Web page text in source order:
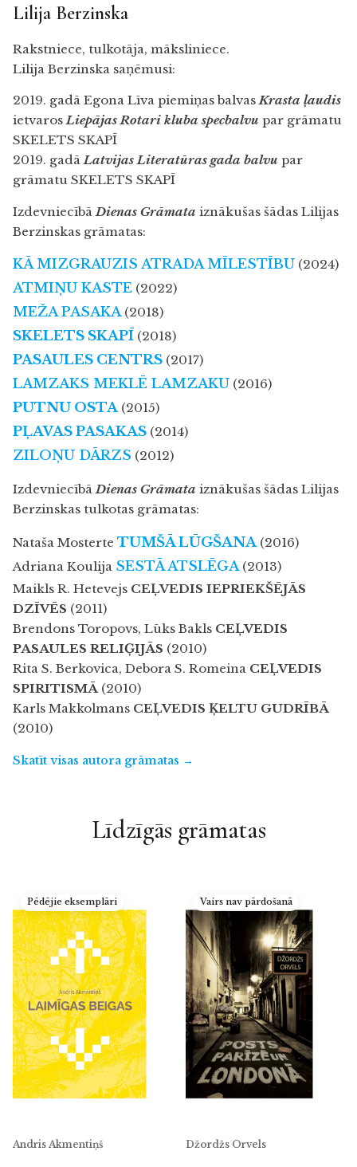
Lilija Berzinska
Rakstniece, tulkotāja, māksliniece.
Lilija Berzinska saņēmusi:
2019. gadā Egona Līva piemiņas balvas Krasta ļaudis
ietvarosLiepājas Rotari kluba specbalvu par grāmatu
SKELETS SKAPĪ
2019. gadāLatvijas Literatūras gada balvu par
grāmatu SKELETS SKAPĪ
Izdevniecībā Dienas Grāmata iznākušas šādas Lilijas
Berzinskas grāmatas:
KĀ MIZGRAUZIS ATRADA MĪLESTĪBU (2024)
ATMIŅU KASTE (2022)
MEŽA PASAKA(2018)
SKELETS SKAPĪ (2018)
PASAULES CENTRS (2017)
LAMZAKS MEKLĒ LAMZAKU (2016)
PUTNU OSTA(2015)
PĻAVAS PASAKAS (2014)
ZILOŅU DĀRZS (2012)
IzdevniecībāDienas Grāmata iznākušas šādas Lilijas
Berzinskas tulkotas grāmatas:
Nataša Mosterte TUMŠĀ LŪGŠANA(2016)
Adriana Koulija SESTĀ ATSLĒGA(2013)
Maikls R. Hetevejs CEĻVEDIS IEPRIEKŠĒJĀS
DZĪVĒS (2011)
Brendons Toropovs, Lūks Bakls CEĻVEDIS
PASAULES RELIĢIJĀS (2010)
Rita S. Berkovica, Debora S. Romeina CEĻVEDIS
SPIRITISMĀ(2010)
Karls Makkolmans CEĻVEDIS ĶELTU GUDRĪBĀ
(2010)
Skatīt visas autora grāmatas →
Līdzīgās grāmatas
Pēdējie eksemplāri
Andris Akmentiņš
Vairs nav pārdošanā
Džordžs Orvels